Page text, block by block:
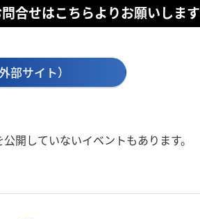
合せはこちらよりお願いします
部サイト）
開していないイベントもあります。